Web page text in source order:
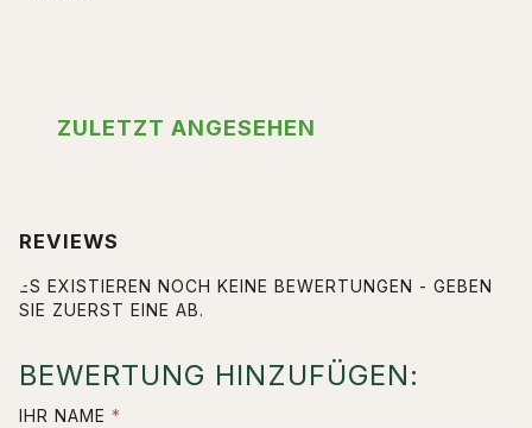
ZULETZT ANGESEHEN
REVIEWS
ES EXISTIEREN NOCH KEINE BEWERTUNGEN - GEBEN
SIE ZUERST EINE AB.
BEWERTUNG HINZUFÜGEN:
IHR NAME